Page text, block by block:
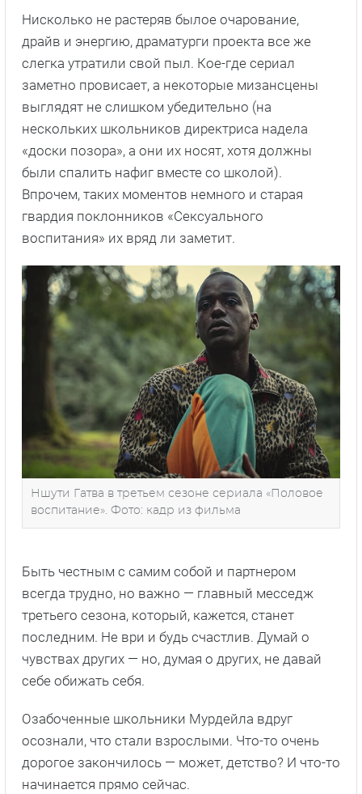
Нисколько не растеряв былое очарование,
драйв и энергию, драматурги проекта все же
слегка утратили свой пыл. Кое-где сериал
заметно провисает, а некоторые мизансцены
выглядят не слишком убедительно (на
нескольких школьников директриса надела
«доски позора», а они их носят, хотя должны
были спалить нафиг вместе со школой).
Впрочем, таких моментов немного и старая
гвардия поклонников «Сексуального
воспитания» их вряд ли заметит.
Ншути Гатва в третьем сезоне сериала «Половое
воспитание». Фото: кадр из фильма
Быть честным с самим собой и партнером
всегда трудно, но важно — главный месседж
третьего сезона, который, кажется, станет
последним. Не ври и будь счастлив. Думай о
чувствах других — но, думая о других, не давай
себе обижать себя.
Озабоченные школьники Мурдейла вдруг
осознали, что стали взрослыми. Что-то очень
дорогое закончилось — может, детство? И что-то
начинается прямо сейчас.